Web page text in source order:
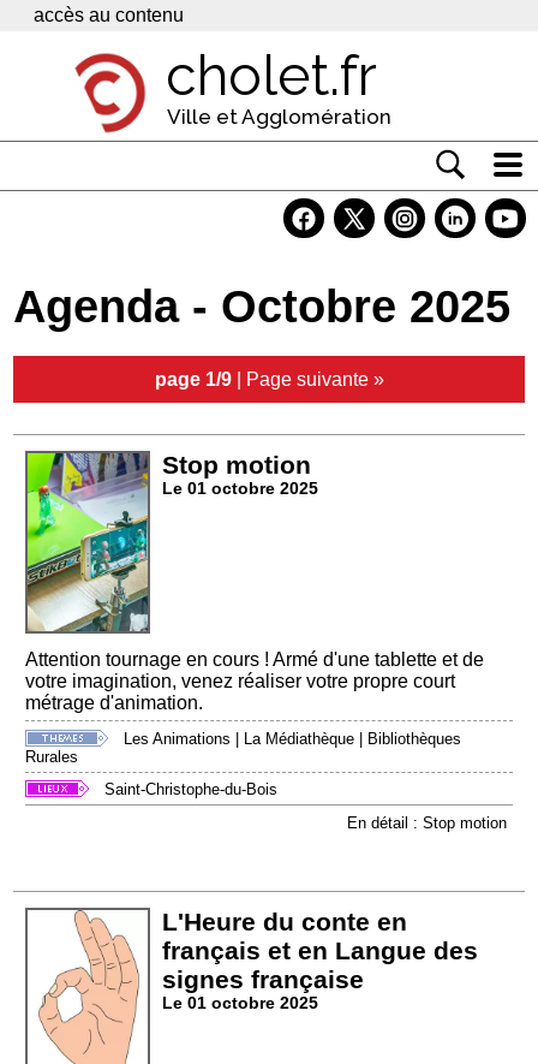
Panneau de gestion des cookies
accès au contenu
cholet.fr
Ville et Agglomération
Economie
Services
Agenda - Octobre 2025
page 1/9| Page suivante »
Stop motion
Le 01 octobre 2025
Attention tournage en cours ! Armé d'une tablette et de
votre imagination, venez réaliser votre propre court
métrage d'animation.
Les Animations | La Médiathèque | Bibliothèques
Rurales
Saint-Christophe-du-Bois
En détail : Stop motion
L'Heure du conte en
français et en Langue des
signes française
Le 01 octobre 2025